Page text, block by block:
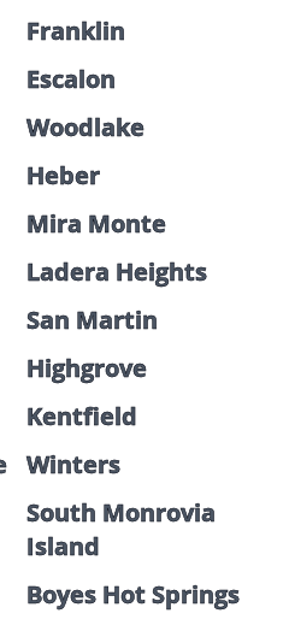
Franklin
Escalon
Woodlake
Heber
Mira Monte
Ladera Heights
San Martin
Highgrove
Kentfield
Winters
South Monrovia
Island
Boyes Hot Springs